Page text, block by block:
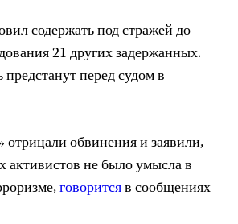
содержать под стражей до
21 других задержанных.
перед судом в
обвинения и заявили,
активистов не было умысла в
говоритсяв сообщениях